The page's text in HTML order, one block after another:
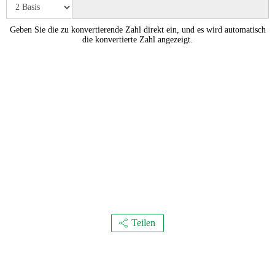
Geben Sie die zu konvertierende Zahl direkt ein, und es wird automatisch
die konvertierte Zahl angezeigt.
Teilen